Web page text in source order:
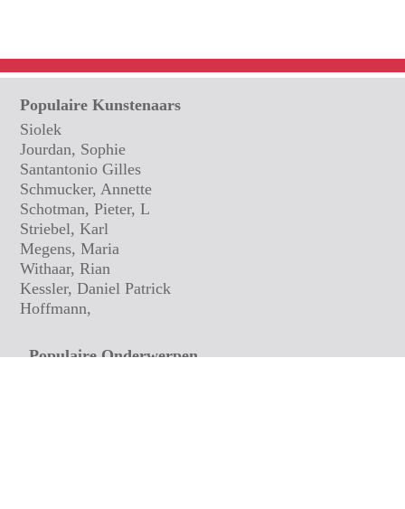
Populaire Kunstenaars
Siolek
Jourdan, Sophie
Santantonio Gilles
Schmucker, Annette
Schotman, Pieter, L
Striebel, Karl
Megens, Maria
Withaar, Rian
Kessler, Daniel Patrick
Hoffmann,
Populaire Onderwerpen